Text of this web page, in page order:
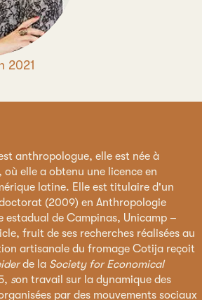
2021
anthropologue, elle est née à
elle a obtenu une licence en
latine. Elle est titulaire d'un
(2009) en Anthropologie
estadual de Campinas, Unicamp –
fruit de ses recherches réalisées au
artisanale du fromage Cotija reçoit
de la Society for Economical
son travail sur la dynamique des
par des mouvements sociaux